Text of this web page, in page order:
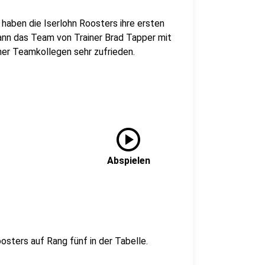
die Iserlohn Roosters ihre ersten
das Team von Trainer Brad Tapper mit
Teamkollegen sehr zufrieden.
play_circle
Abspielen
auf Rang fünf in der Tabelle.